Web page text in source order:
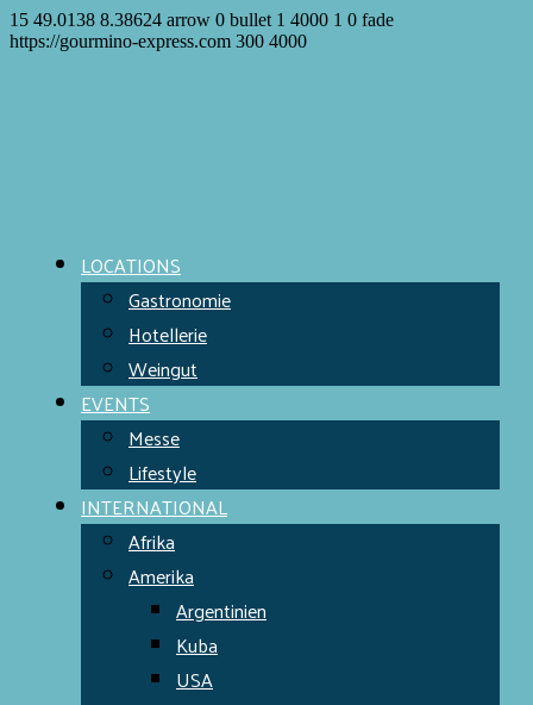
15 49.0138 8.38624 arrow 0 bullet 1 4000 1 0 fade
https://gourmino-express.com 300 4000
LOCATIONS
Gastronomie
Hotellerie
Weingut
EVENTS
Messe
Lifestyle
INTERNATIONAL
Afrika
Amerika
Argentinien
Kuba
USA